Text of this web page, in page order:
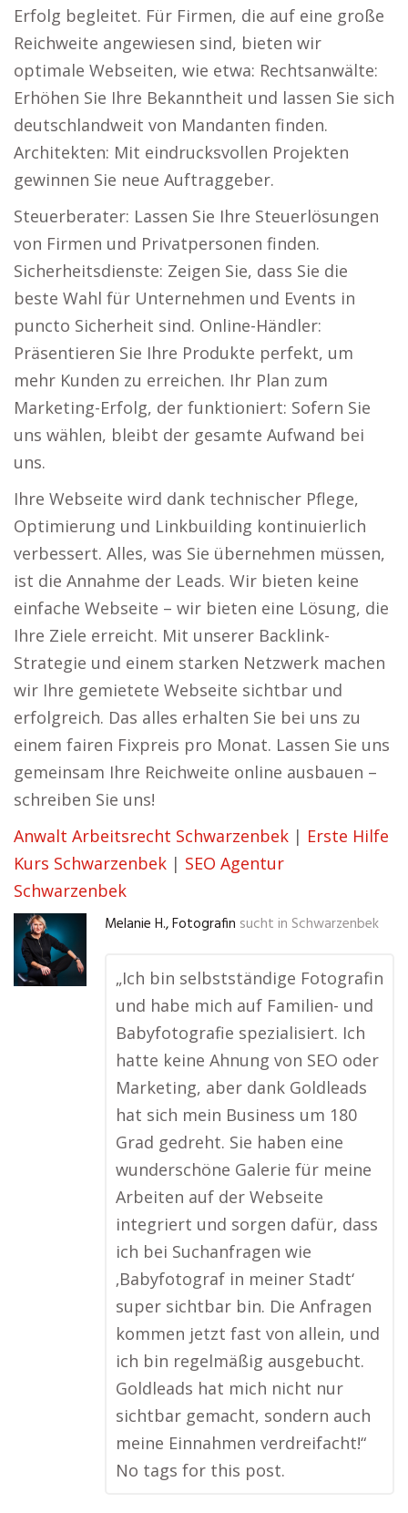
Erfolg begleitet. Für Firmen, die auf eine große
Reichweite angewiesen sind, bieten wir
optimale Webseiten, wie etwa: Rechtsanwälte:
Erhöhen Sie Ihre Bekanntheit und lassen Sie sich
deutschlandweit von Mandanten finden.
Architekten: Mit eindrucksvollen Projekten
gewinnen Sie neue Auftraggeber.
Steuerberater: Lassen Sie Ihre Steuerlösungen
von Firmen und Privatpersonen finden.
Sicherheitsdienste: Zeigen Sie, dass Sie die
beste Wahl für Unternehmen und Events in
puncto Sicherheit sind. Online-Händler:
Präsentieren Sie Ihre Produkte perfekt, um
mehr Kunden zu erreichen. Ihr Plan zum
Marketing-Erfolg, der funktioniert: Sofern Sie
uns wählen, bleibt der gesamte Aufwand bei
uns.
Ihre Webseite wird dank technischer Pflege,
Optimierung und Linkbuilding kontinuierlich
verbessert. Alles, was Sie übernehmen müssen,
ist die Annahme der Leads. Wir bieten keine
einfache Webseite – wir bieten eine Lösung, die
Ihre Ziele erreicht. Mit unserer Backlink-
Strategie und einem starken Netzwerk machen
wir Ihre gemietete Webseite sichtbar und
erfolgreich. Das alles erhalten Sie bei uns zu
einem fairen Fixpreis pro Monat. Lassen Sie uns
gemeinsam Ihre Reichweite online ausbauen –
schreiben Sie uns!
Anwalt Arbeitsrecht Schwarzenbek | Erste Hilfe
Kurs Schwarzenbek | SEO Agentur
Schwarzenbek
Melanie H., Fotografin sucht in Schwarzenbek
„Ich bin selbstständige Fotografin
und habe mich auf Familien- und
Babyfotografie spezialisiert. Ich
hatte keine Ahnung von SEO oder
Marketing, aber dank Goldleads
hat sich mein Business um 180
Grad gedreht. Sie haben eine
wunderschöne Galerie für meine
Arbeiten auf der Webseite
integriert und sorgen dafür, dass
ich bei Suchanfragen wie
‚Babyfotograf in meiner Stadt‘
super sichtbar bin. Die Anfragen
kommen jetzt fast von allein, und
ich bin regelmäßig ausgebucht.
Goldleads hat mich nicht nur
sichtbar gemacht, sondern auch
meine Einnahmen verdreifacht!“
No tags for this post.